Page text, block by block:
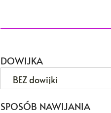
DOWIJKA
SPOSÓB NAWIJANIA